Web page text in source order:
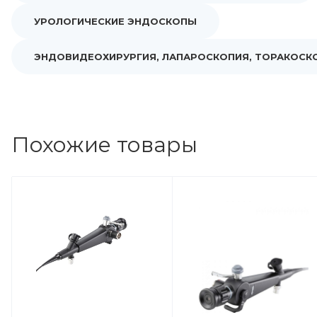
УРОЛОГИЧЕСКИЕ ЭНДОСКОПЫ
ЭНДОВИДЕОХИРУРГИЯ, ЛАПАРОСКОПИЯ,
Похожие товары